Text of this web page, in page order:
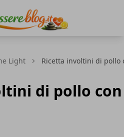
Light Ricetta involtini di pollo
di pollo